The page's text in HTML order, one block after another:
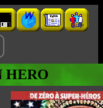
HERO